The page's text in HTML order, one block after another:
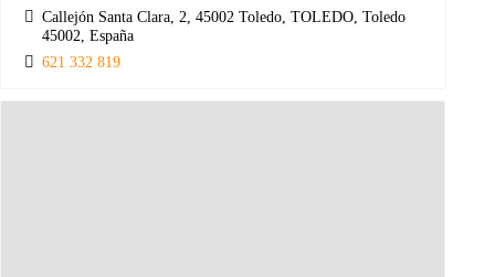
Callejón Santa Clara, 2, 45002 Toledo, TOLEDO, Toledo
45002, España
621 332 819